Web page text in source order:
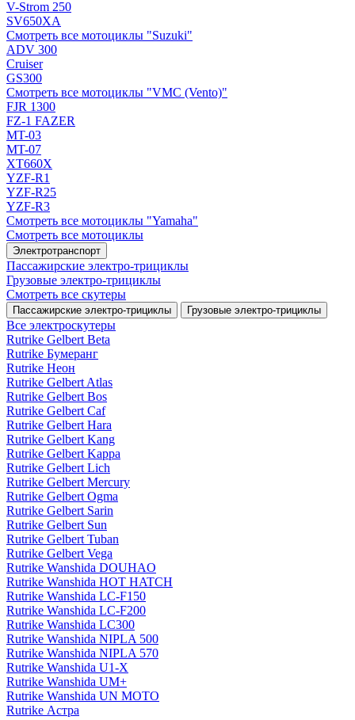
V-Strom 250
SV650XA
Смотреть все мотоциклы "Suzuki"
ADV 300
Cruiser
GS300
Смотреть все мотоциклы "VMC (Vento)"
FJR 1300
FZ-1 FAZER
MT-03
MT-07
XT660X
YZF-R1
YZF-R25
YZF-R3
Смотреть все мотоциклы "Yamaha"
Смотреть все мотоциклы
Электротранспорт
Пассажирские электро‑трициклы
Грузовые электро‑трициклы
Смотреть все скутеры
Пассажирские электро‑трициклы Грузовые электро‑трициклы
Все электро­скутеры
Rutrike Gelbert Beta
Rutrike Бумеранг
Rutrike Неон
Rutrike Gelbert Atlas
Rutrike Gelbert Bos
Rutrike Gelbert Caf
Rutrike Gelbert Hara
Rutrike Gelbert Kang
Rutrike Gelbert Kappa
Rutrike Gelbert Lich
Rutrike Gelbert Mercury
Rutrike Gelbert Ogma
Rutrike Gelbert Sarin
Rutrike Gelbert Sun
Rutrike Gelbert Tuban
Rutrike Gelbert Vega
Rutrike Wanshida DOUHAO
Rutrike Wanshida HOT HATCH
Rutrike Wanshida LC-F150
Rutrike Wanshida LC-F200
Rutrike Wanshida LC300
Rutrike Wanshida NIPLA 500
Rutrike Wanshida NIPLA 570
Rutrike Wanshida U1-X
Rutrike Wanshida UM+
Rutrike Wanshida UN MOTO
Rutrike Астра